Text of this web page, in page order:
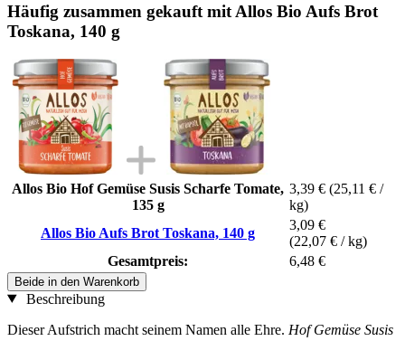
Häufig zusammen gekauft mit Allos Bio Aufs Brot
Toskana, 140 g
Allos Bio Hof Gemüse Susis Scharfe Tomate,
135 g
3,39 € (25,11 € /
kg)
Allos Bio Aufs Brot Toskana, 140 g
3,09 €
(22,07 € / kg)
Gesamtpreis:
6,48 €
Beide in den Warenkorb
Beschreibung
Dieser Aufstrich macht seinem Namen alle Ehre. Hof Gemüse Susis